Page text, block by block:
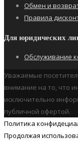
Обмен и
Правила
Для юридических
Обслуживание
Уважаемые
внимание на то, что
исключительно
публичной офертой.
Политика
Продолжая